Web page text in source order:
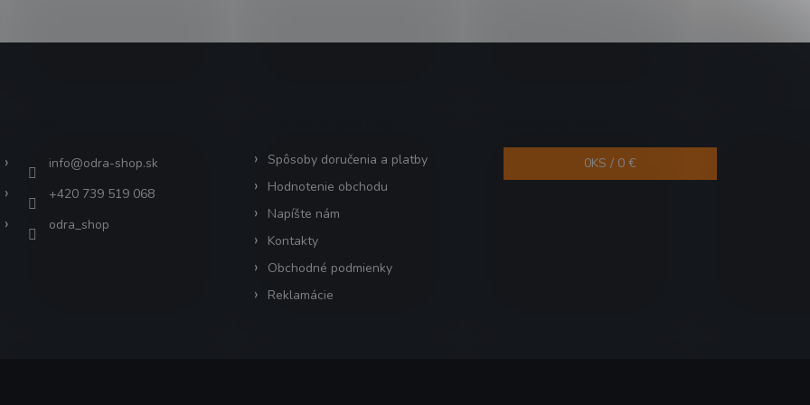
info@odra-shop.sk
+420 739 519 068
odra_shop
Spôsoby doručenia a platby
Hodnotenie obchodu
Napíšte nám
Kontakty
Obchodné podmienky
Reklamácie
0KS / 0 €